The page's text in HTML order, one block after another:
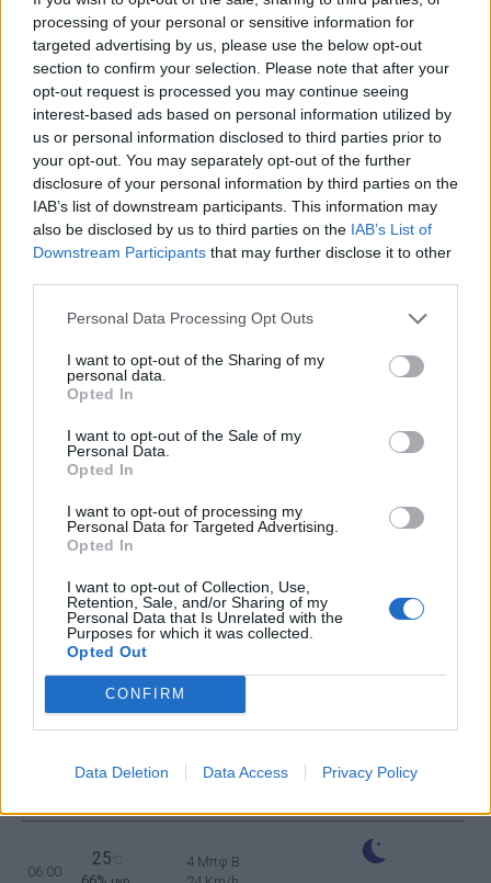
processing of your personal or sensitive information for
targeted advertising by us, please use the below opt-out
section to confirm your selection. Please note that after your
opt-out request is processed you may continue seeing
interest-based ads based on personal information utilized by
us or personal information disclosed to third parties prior to
your opt-out. You may separately opt-out of the further
disclosure of your personal information by third parties on the
IAB’s list of downstream participants. This information may
also be disclosed by us to third parties on the IAB’s List of
Downstream Participants that may further disclose it to other
Personal Data Processing Opt Outs
I want to opt-out of the Sharing of my
personal data.
Opted In
I want to opt-out of the Sale of my
Personal Data.
Opted In
I want to opt-out of processing my
Personal Data for Targeted Advertising.
Opted In
I want to opt-out of Collection, Use,
Retention, Sale, and/or Sharing of my
Personal Data that Is Unrelated with the
Purposes for which it was collected.
Opted Out
CONFIRM
Data Deletion Data Access Privacy Policy
77% ΚΑΘΑΡΟΣ
06:00
24°C
79%υγρ.
3 Μπφ ΒΔ
16 Km/h
ΚΑΘΑΡΟΣ
09:00
28°C
57%υγρ.
5 Μπφ ΒΔ
35 Km/h
55km/h ΚΑΘΑΡΟΣ
32
43%υγρ.
24 Km/h
38%υγρ.
24 Km/h
41%υγρ.
4 Μπφ ΒΔ
27 °C
65% υγρ.
3 Μπφ Δ
16 Km/h
ΠΑΡΑΣΚΕΥΗ14 ΑΥΓΟΥΣΤΟΥ Ανατολή: 06:34 - Δύση 20:10
26°C
70%υγρ.
16 Km/h
57% υγρ.
4 Μπφ ΒΔ
24 Km/h
ΚΑΘΑΡΟΣ
06:00
25
4 Μπφ B